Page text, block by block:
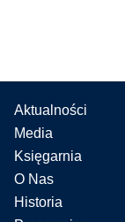
Aktualności
Media
Księgarnia
O Nas
Historia